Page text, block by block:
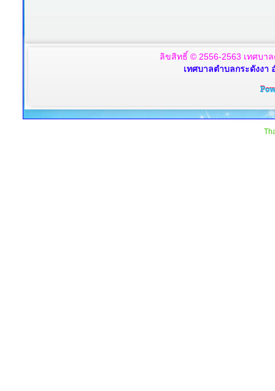
ลิขสิทธิ์ © 2556-2563 เทศบา
เทศบาลตำบลกระดังงา